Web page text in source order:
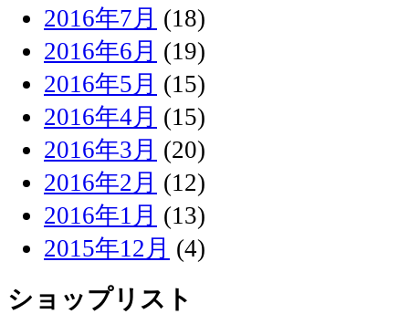
2016年7月 (18)
2016年6月 (19)
2016年5月 (15)
2016年4月 (15)
2016年3月 (20)
2016年2月 (12)
2016年1月 (13)
2015年12月 (4)
ショップリスト